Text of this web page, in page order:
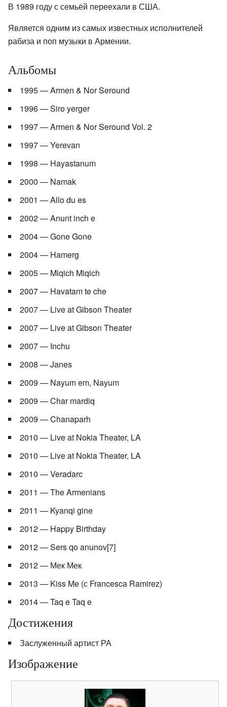
В 1989 году с семьёй переехали в США.
Является одним из самых известных исполнителей
рабиза и поп музыки в Армении.
Альбомы
1995 — Armen & Nor Seround
1996 — Siro yerger
1997 — Armen & Nor Seround Vol. 2
1997 — Yerevan
1998 — Hayastanum
2000 — Namak
2001 — Allo du es
2002 — Anunt inch e
2004 — Gone Gone
2004 — Hamerg
2005 — Miqich Miqich
2007 — Havatam te che
2007 — Live at Gibson Theater
2007 — Live at Gibson Theater
2007 — Inchu
2008 — Janes
2009 — Nayum em, Nayum
2009 — Char mardiq
2009 — Chanaparh
2010 — Live at Nokia Theater, LA
2010 — Live at Nokia Theater, LA
2010 — Veradarc
2011 — The Armenians
2011 — Kyanqi gine
2012 — Happy Birthday
2012 — Sers qo anunov[7]
2012 — Мек Мек
2013 — Kiss Me (с Francesca Ramirez)
2014 — Taq e Taq e
Достижения
Заслуженный артист РА
Изображение